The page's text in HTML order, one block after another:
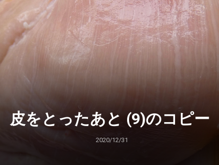
皮をとったあと (9)のコピー
2020/12/31